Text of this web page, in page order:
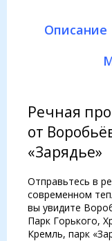
Описание
Речная
от
«Зарядье»
Отправьтесь в
современном
вы увидите
Парк Горького,
Кремль, парк